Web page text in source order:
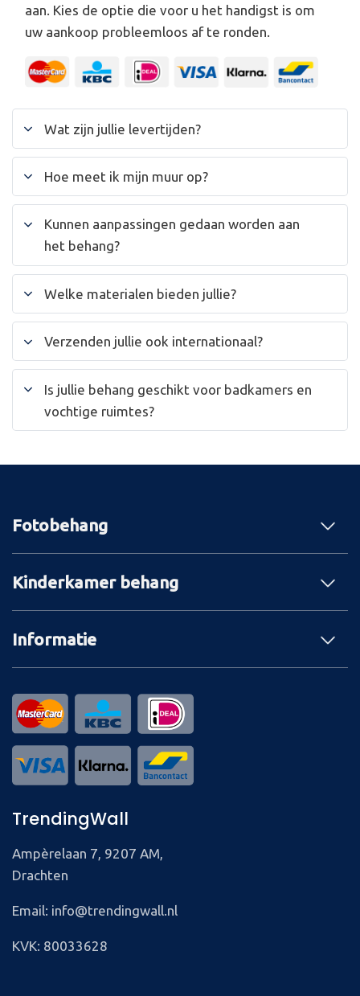
aan. Kies de optie die voor u het handigst is om
uw aankoop probleemloos af te ronden.
Wat zijn jullie levertijden?
Hoe meet ik mijn muur op?
Kunnen aanpassingen gedaan worden aan
het behang?
Welke materialen bieden jullie?
Verzenden jullie ook internationaal?
Is jullie behang geschikt voor badkamers en
vochtige ruimtes?
Fotobehang
Kinderkamer behang
Informatie
TrendingWall
Ampèrelaan 7, 9207 AM,
Drachten
Email: info@trendingwall.nl
KVK: 80033628